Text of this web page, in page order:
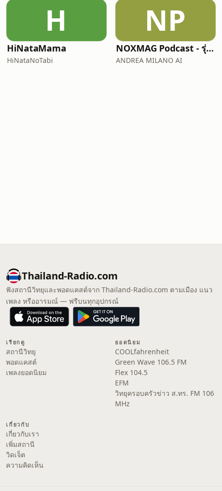
H
HiNataMama
HiNataNoTabi
NP
NOXMAG Podcast - รุ่นภาษาไทย
ANDREA MILANO AI
Thailand-Radio.com
ฟังสถานีวิทยุและพอดแคสต์จาก Thailand-Radio.com ตามเมือง แนว
เพลง หรืออารมณ์ — ฟรีบนทุกอุปกรณ์
เรียกดู
สถานีวิทยุ
พอดแคสต์
เพลงยอดนิยม
ยอดนิยม
COOLfahrenheit
Green Wave 106.5 FM
Flex 104.5
EFM
วิทยุครอบครัวข่าว ส.ทร. FM 106
MHz
เกี่ยวกับ
เกี่ยวกับเรา
เพิ่มสถานี
วิดเจ็ต
ความคิดเห็น